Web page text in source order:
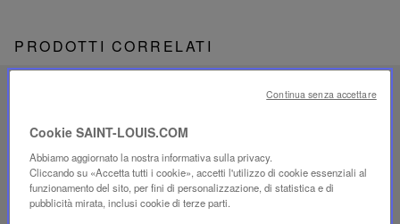
PRODOTTI CORRELATI
SAVOIR-FAIRE UNICO
ILLUMINAZIONE FOLIA
Cookie SAINT-LOUIS.COM
Abbiamo aggiornato la nostra informativa sulla privacy.
Cliccando su «Accetta tutti i cookie», accetti l'utilizzo di cookie essenziali al
funzionamento del sito, per fini di personalizzazione, di statistica e di
pubblicità mirata, inclusi cookie di terze parti.
Continua senza accettare